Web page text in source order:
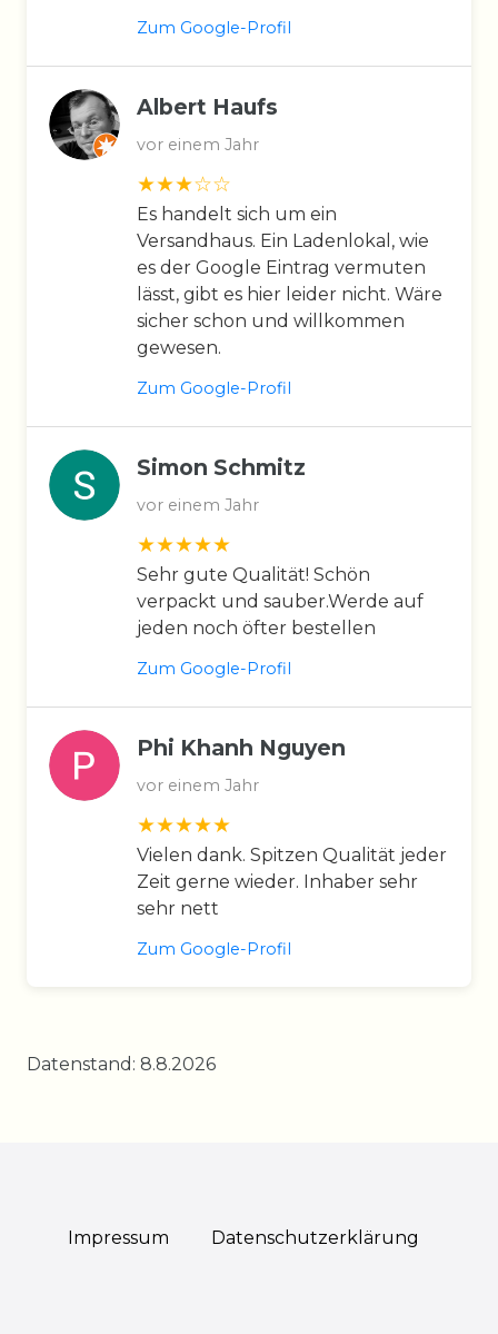
Zum Google-Profil
Albert Haufs
vor einem Jahr
Es handelt sich um ein
Versandhaus. Ein Ladenlokal, wie
es der Google Eintrag vermuten
lässt, gibt es hier leider nicht. Wäre
sicher schon und willkommen
gewesen.
Zum Google-Profil
Simon Schmitz
vor einem Jahr
Sehr gute Qualität! Schön
verpackt und sauber.Werde auf
jeden noch öfter bestellen
Zum Google-Profil
Phi Khanh Nguyen
vor einem Jahr
Vielen dank. Spitzen Qualität jeder
Zeit gerne wieder. Inhaber sehr
sehr nett
Zum Google-Profil
Datenstand: 8.8.2026
Impressum Daten­schutz­erklärung